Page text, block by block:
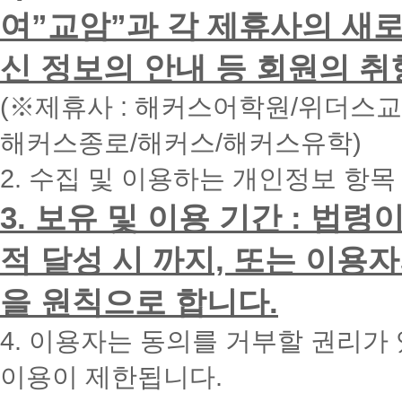
하
시
면
빠
른
간
내
에
화
드
리
겠
습
니
다.
여”교암”과 각 제휴사의 새
신 정보의 안내 등 회원의
(※제휴사 : 해커스어학원/위더스
해커스종로/해커스/해커스유학)
2. 수집 및 이용하는 개인정보 항
3. 보유 및 이용 기간 : 법령
적 달성 시 까지, 또는 이용
을 원칙으로 합니다.
4. 이용자는 동의를 거부할 권리
이용이 제한됩니다.